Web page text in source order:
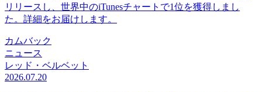
リリースし、世界中のiTunesチャートで1位を獲得しまし
た。詳細をお届けします。
カムバック
ニュース
レッド・ベルベット
2026.07.20